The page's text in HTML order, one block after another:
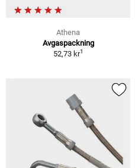
Athena
Avgaspackning
52,73 kr1